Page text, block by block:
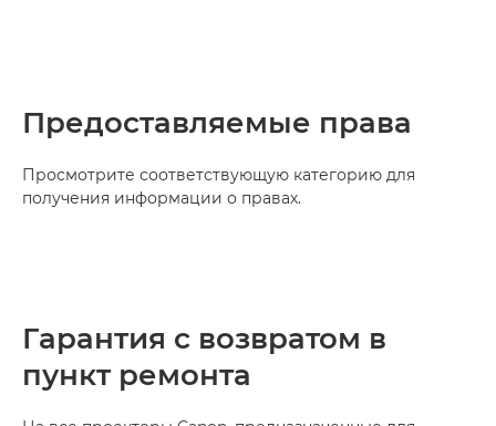
Предоставляемые права
Просмотрите соответствующую категорию для
получения информации о правах.
Гарантия с возвратом в
пункт ремонта